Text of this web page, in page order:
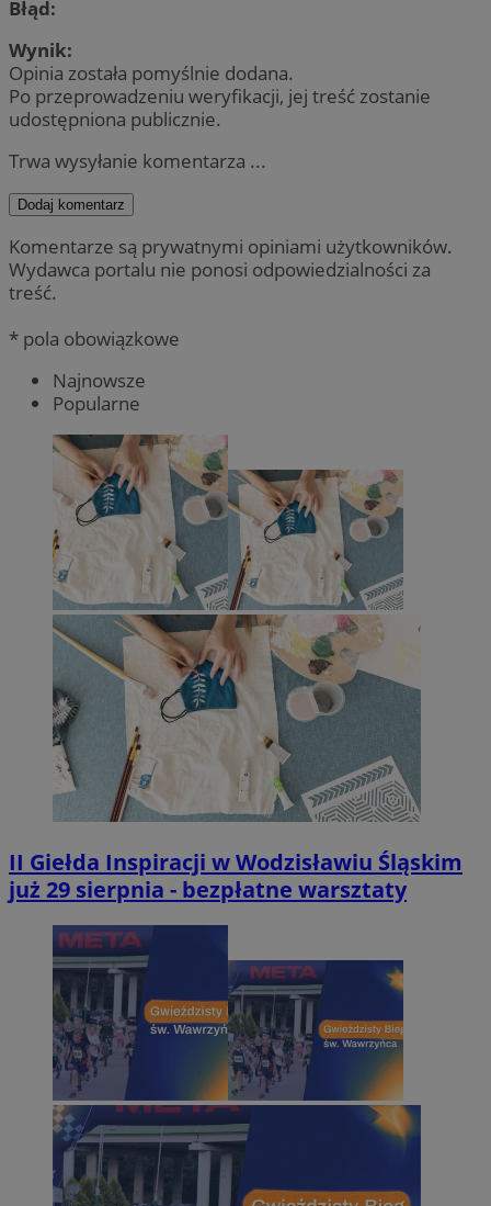
Błąd:
Wynik:
Opinia została pomyślnie dodana.
Po przeprowadzeniu weryfikacji, jej treść zostanie
udostępniona publicznie.
Trwa wysyłanie komentarza ...
Dodaj komentarz
Komentarze są prywatnymi opiniami użytkowników.
Wydawca portalu nie ponosi odpowiedzialności za
treść.
* pola obowiązkowe
Najnowsze
Popularne
II Giełda Inspiracji w Wodzisławiu Śląskim
już 29 sierpnia - bezpłatne warsztaty